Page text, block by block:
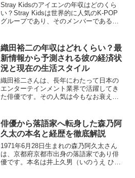
Stray Kidsのアイエンの年収はどのくら
い？Stray Kidsは世界的に人気のK-POP
グループであり、そのメンバーであるア
ます。アイエンは、Stray Kid...
織田裕二の年収はどれくらい？最
新情報から予測される彼の経済状
況と現在の生活スタイル
織田裕二さんは、長年にわたって日本の
エンターテインメント業界で活躍してき
た俳優です。その人気は今もなお衰える
んの年収や現在の生活状況について詳し
く掘り下げます。織田裕...
俳優から落語家へ転身した森乃阿
久太の本名と経歴を徹底解説
1971年6月28日生まれの森乃阿久太さん
は、京都府京都市出身の落語家であり俳
優です。本名は井上久男（いのうえ ひさ